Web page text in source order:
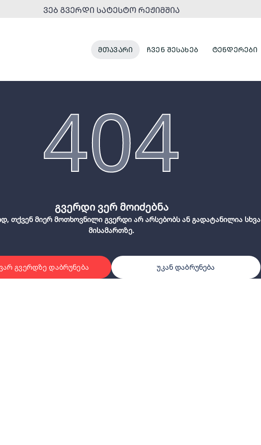
ᲕᲔᲑ ᲒᲕᲔᲠᲓᲘ ᲡᲐᲢᲔᲡᲢᲝ ᲠᲔᲟᲘᲛᲨᲘᲐ
ᲛᲗᲐᲕᲐᲠᲘ ᲩᲕᲔᲜ ᲨᲔᲡᲐᲮᲔᲑ ᲢᲔᲜᲓᲔᲠᲔᲑᲘ
404
გვერდი ვერ მოიძებნა
თქვენ მიერ მოთხოვნილი გვერდი არ არსებობს ან გადატანილია სხვა
მისამართზე.
გვერდზე დაბრუნება უკან დაბრუნება